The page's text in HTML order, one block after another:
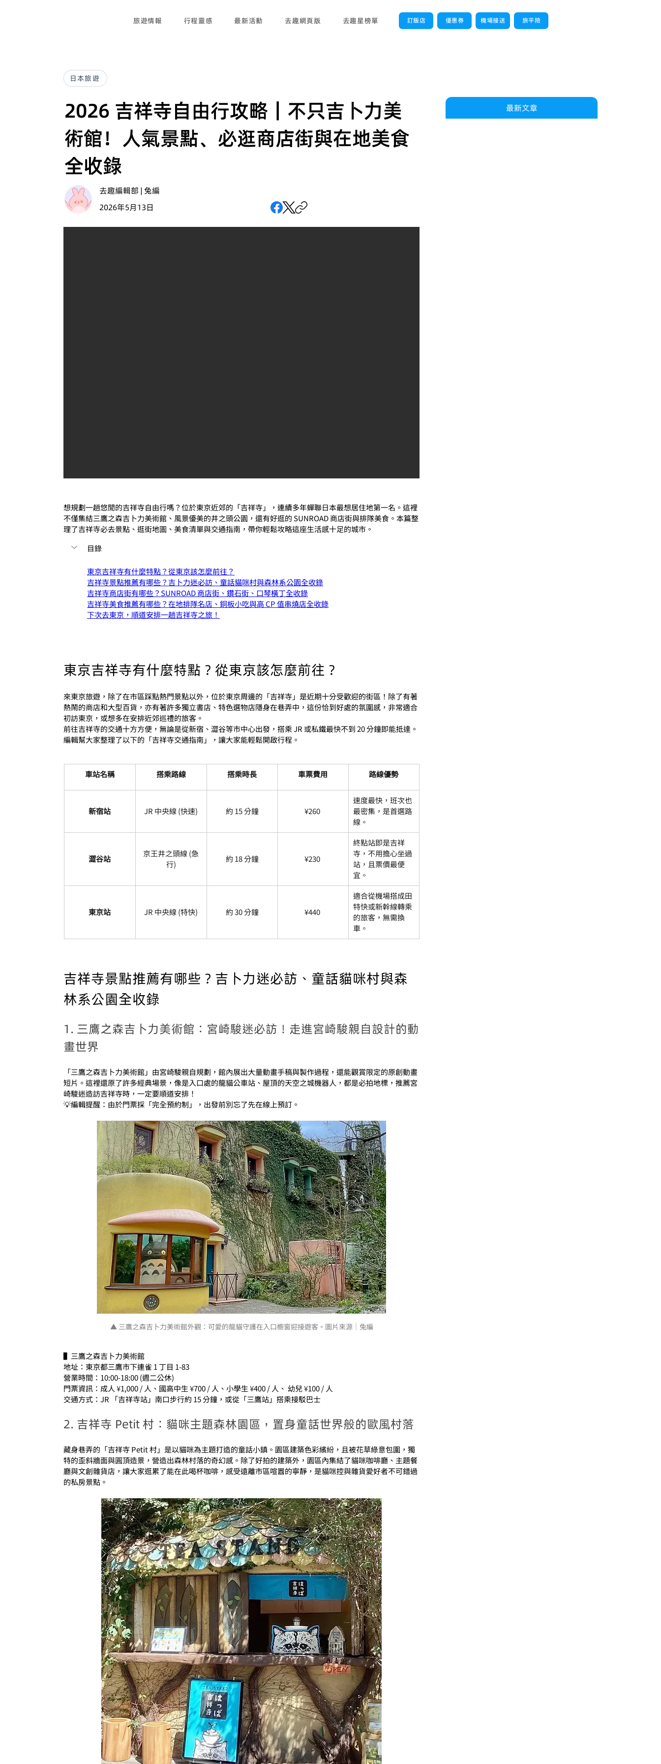
旅遊情報 行程靈感 最新活動 去趣網頁版 去趣星榜單 訂飯店 優惠券 機場接送 旅平險
日本旅遊
2026 吉祥寺自由行攻略｜不只吉卜力美
術館！人氣景點、必逛商店街與在地美食
全收錄
去趣編輯部 | 兔編
2026年5月13日
想規劃一趟悠閒的吉祥寺自由行嗎？位於東京近郊的「吉祥寺」，連續多年蟬聯日本最想居住地第一名。這裡
不僅集結三鷹之森吉卜力美術館、風景優美的井之頭公園，還有好逛的 SUNROAD 商店街與排隊美食。本篇整
理了吉祥寺必去景點、逛街地圖、美食清單與交通指南，帶你輕鬆攻略這座生活感十足的城市。
目錄
東京吉祥寺有什麼特點？從東京該怎麼前往？
吉祥寺景點推薦有哪些？吉卜力迷必訪、童話貓咪村與森林系公園全收錄
吉祥寺商店街有哪些？SUNROAD 商店街、鑽石街、口琴橫丁全收錄
吉祥寺美食推薦有哪些？在地排隊名店、銅板小吃與高 CP 值串燒店全收錄
下次去東京，順道安排一趟吉祥寺之旅！
東京吉祥寺有什麼特點？從東京該怎麼前往？
來東京旅遊，除了在市區踩點熱門景點以外，位於東京周邊的「吉祥寺」是近期十分受歡迎的街區！除了有著
熱鬧的商店和大型百貨，亦有著許多獨立書店、特色選物店隱身在巷弄中，這份恰到好處的氛圍感，非常適合
初訪東京，或想多在安排近郊巡禮的旅客。
前往吉祥寺的交通十方方便，無論是從新宿、澀谷等市中心出發，搭乘 JR 或私鐵最快不到 20 分鐘即能抵達。
編輯幫大家整理了以下的「吉祥寺交通指南」，讓大家能輕鬆開啟行程。
車站名稱 搭乘路線 搭乘時長 車票費用 路線優勢
新宿站 JR 中央線 (快速) 約 15 分鐘 ¥260
速度最快，班次也
最密集，是首選路
線。
澀谷站
京王井之頭線 (急
行)
約 18 分鐘 ¥230
終點站即是吉祥
寺，不用擔心坐過
站，且票價最便
宜。
東京站 JR 中央線 (特快) 約 30 分鐘 ¥440
適合從機場搭成田
特快或新幹線轉乘
的旅客，無需換
車。
吉祥寺景點推薦有哪些？吉卜力迷必訪、童話貓咪村與森
林系公園全收錄
1. 三鷹之森吉卜力美術館：宮崎駿迷必訪！走進宮崎駿親自設計的動
畫世界
「三鷹之森吉卜力美術館」由宮崎駿親自規劃，館內展出大量動畫手稿與製作過程，還能觀賞限定的原創動畫
短片。這裡還原了許多經典場景，像是入口處的龍貓公車站、屋頂的天空之城機器人，都是必拍地標，推薦宮
崎駿迷造訪吉祥寺時，一定要順道安排！
💡編輯提醒：由於門票採「完全預約制」，出發前別忘了先在線上預訂。
▲ 三鷹之森吉卜力美術館外觀：可愛的龍貓守護在入口櫥窗迎接遊客。圖片來源｜兔編
▌三鷹之森吉卜力美術館
地址：東京都三鷹市下連雀 1 丁目 1-83
營業時間：10:00-18:00 (週二公休)
門票資訊：成人 ¥1,000 / 人、國高中生 ¥700 / 人、小學生 ¥400 / 人、 幼兒 ¥100 / 人
交通方式：JR 「吉祥寺站」南口步行約 15 分鐘，或從「三鷹站」搭乘接駁巴士
2. 吉祥寺 Petit 村：貓咪主題森林園區，置身童話世界般的歐風村落
藏身巷弄的「吉祥寺 Petit 村」是以貓咪為主題打造的童話小鎮。園區建築色彩繽紛，且被花草綠意包圍，獨
特的歪斜牆面與圓頂造景，營造出森林村落的奇幻感。除了好拍的建築外，園區內集結了貓咪咖啡廳、主題餐
廳與文創雜貨店，讓大家逛累了能在此喝杯咖啡，感受遠離市區喧囂的寧靜，是貓咪控與雜貨愛好者不可錯過
的私房景點。
最新文章